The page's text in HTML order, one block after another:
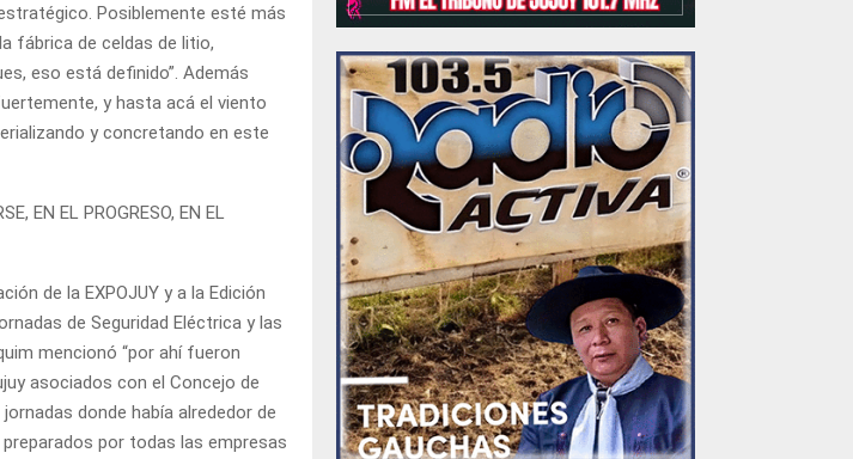
Posiblemente esté más
fábrica de celdas de litio,
eso está definido”. Además
y hasta acá el viento
y concretando en este
EN EL PROGRESO, EN EL
de la EXPOJUY y a la Edición
de Seguridad Eléctrica y las
mencionó “por ahí fueron
asociados con el Concejo de
donde había alrededor de
por todas las empresas